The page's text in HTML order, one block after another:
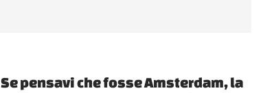
Se pensavi che fosse Amsterdam, la